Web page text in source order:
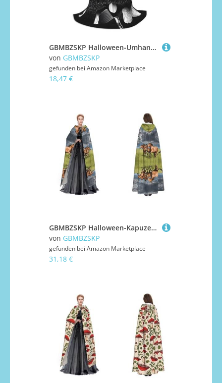
GBMBZSKP Halloween-Umhang mit Kapuze, Hexenhut für Jungen, Mädchen, Kinder, 85–134 cm, Kapuzenumhang, Halloween, Vampir-Kostüm, Cosplay, Ostern, Maskerade, Party, Schwarz und Weiß
von GBMBZSKP
gefunden bei Amazon Marketplace
18,47 €
GBMBZSKP Halloween-Kapuzenumhang, Maskerade, Party, Cosplay, Ostern, Unisex, Vampir-Hexen-Umhang für Erwachsene
von GBMBZSKP
gefunden bei Amazon Marketplace
31,18 €